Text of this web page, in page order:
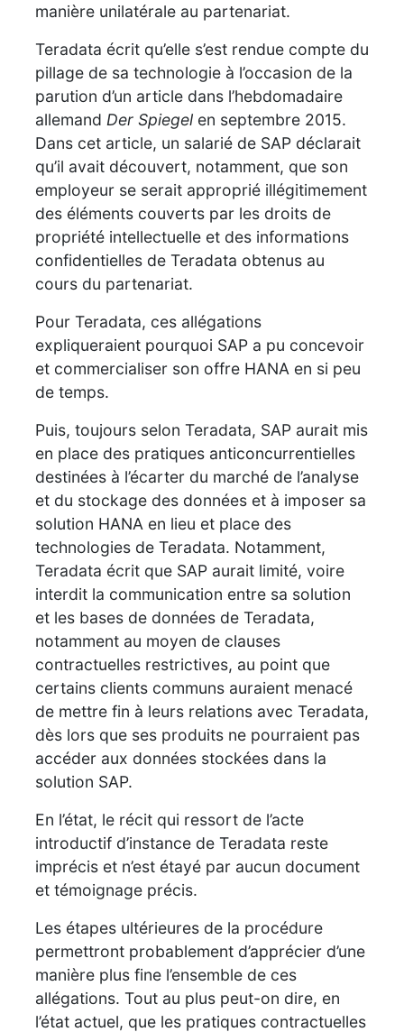
manière unilatérale au partenariat.
Teradata écrit qu’elle s’est rendue compte du
pillage de sa technologie à l’occasion de la
parution d’un article dans l’hebdomadaire
allemand Der Spiegel en septembre 2015.
Dans cet article, un salarié de SAP déclarait
qu’il avait découvert, notamment, que son
employeur se serait approprié illégitimement
des éléments couverts par les droits de
propriété intellectuelle et des informations
confidentielles de Teradata obtenus au
cours du partenariat.
Pour Teradata, ces allégations
expliqueraient pourquoi SAP a pu concevoir
et commercialiser son offre HANA en si peu
de temps.
Puis, toujours selon Teradata, SAP aurait mis
en place des pratiques anticoncurrentielles
destinées à l’écarter du marché de l’analyse
et du stockage des données et à imposer sa
solution HANA en lieu et place des
technologies de Teradata. Notamment,
Teradata écrit que SAP aurait limité, voire
interdit la communication entre sa solution
et les bases de données de Teradata,
notamment au moyen de clauses
contractuelles restrictives, au point que
certains clients communs auraient menacé
de mettre fin à leurs relations avec Teradata,
dès lors que ses produits ne pourraient pas
accéder aux données stockées dans la
solution SAP.
En l’état, le récit qui ressort de l’acte
introductif d’instance de Teradata reste
imprécis et n’est étayé par aucun document
et témoignage précis.
Les étapes ultérieures de la procédure
permettront probablement d’apprécier d’une
manière plus fine l’ensemble de ces
allégations. Tout au plus peut-on dire, en
l’état actuel, que les pratiques contractuelles